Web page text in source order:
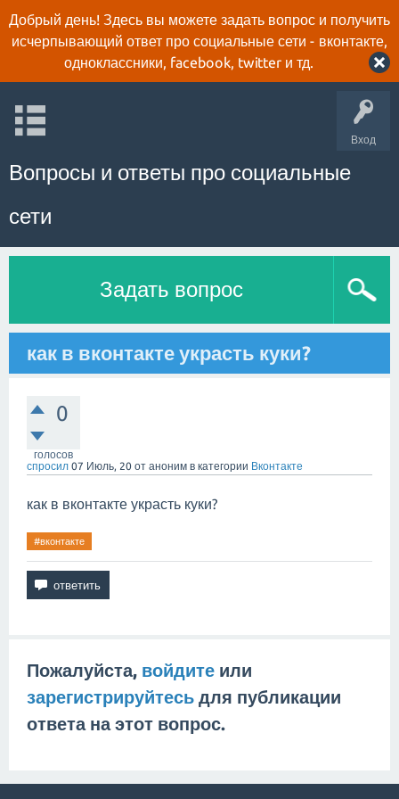
Добрый день! Здесь вы можете задать вопрос и получить
исчерпывающий ответ про социальные сети - вконтакте,
одноклассники, facebook, twitter и тд.
Вход
Вопросы и ответы про социальные
сети
Задать вопрос
как в вконтакте украсть куки?
0
голосов
спросил 07 Июль, 20 от аноним в категории Вконтакте
как в вконтакте украсть куки?
#вконтакте
Пожалуйста, войдите или
зарегистрируйтесь для публикации
ответа на этот вопрос.